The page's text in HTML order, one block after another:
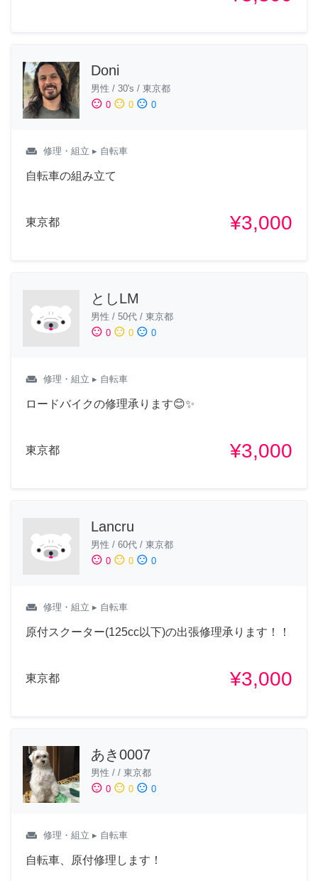
Doni
男性 / 30's / 東京都
sentiment_satisfied 0 sentiment_neutral 0 sentiment_dissatisfied 0
weekend 修理・組立 ▸ 自転車
自転車の組み立て
東京都 ¥3,000
としLM
男性 / 50代 / 東京都
sentiment_satisfied 0 sentiment_neutral 0 sentiment_dissatisfied 0
weekend 修理・組立 ▸ 自転車
ロードバイクの修理承ります😊✨
東京都 ¥3,000
Lancru
男性 / 60代 / 東京都
sentiment_satisfied 0 sentiment_neutral 0 sentiment_dissatisfied 0
weekend 修理・組立 ▸ 自転車
原付スクーター(125cc以下)の出張修理承ります！！
東京都 ¥3,000
あき0007
男性 / / 東京都
sentiment_satisfied 0 sentiment_neutral 0 sentiment_dissatisfied 0
weekend 修理・組立 ▸ 自転車
自転車、原付修理します！